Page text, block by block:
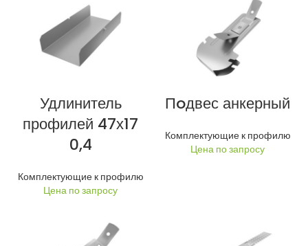
Удлинитель
профилей 47х17
0,4
Комплектующие к профилю
Пoдвес анкерный
Комплектующие к профилю